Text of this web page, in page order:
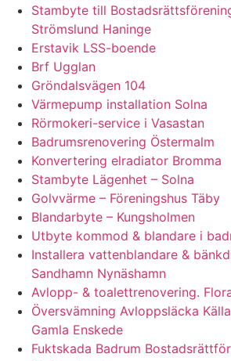
Stambyte till
Strömslund Haninge
Erstavik LSS-boende
Brf Ugglan
Gröndalsvägen 104
Värmepump installation Solna
Rörmokeri-service i Vasastan
Badrumsrenovering Östermalm
Konvertering elradiator Bromma
Stambyte Lägenhet – Solna
Golvvärme – Föreningshus Täby
Blandarbyte – Kungsholmen
Utbyte kommod & blandare i
Installera vattenblandare &
Sandhamn Nynäshamn
Avlopp- & toalettrenovering.
Översvämning Avloppsläcka
Gamla Enskede
Fuktskada Badrum